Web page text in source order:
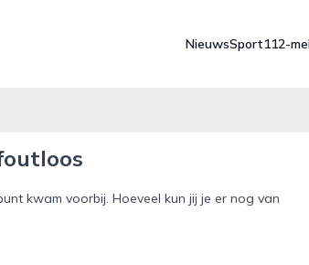
NieuwsSport112-
kwam voorbij. Hoeveel kun jij je er nog van